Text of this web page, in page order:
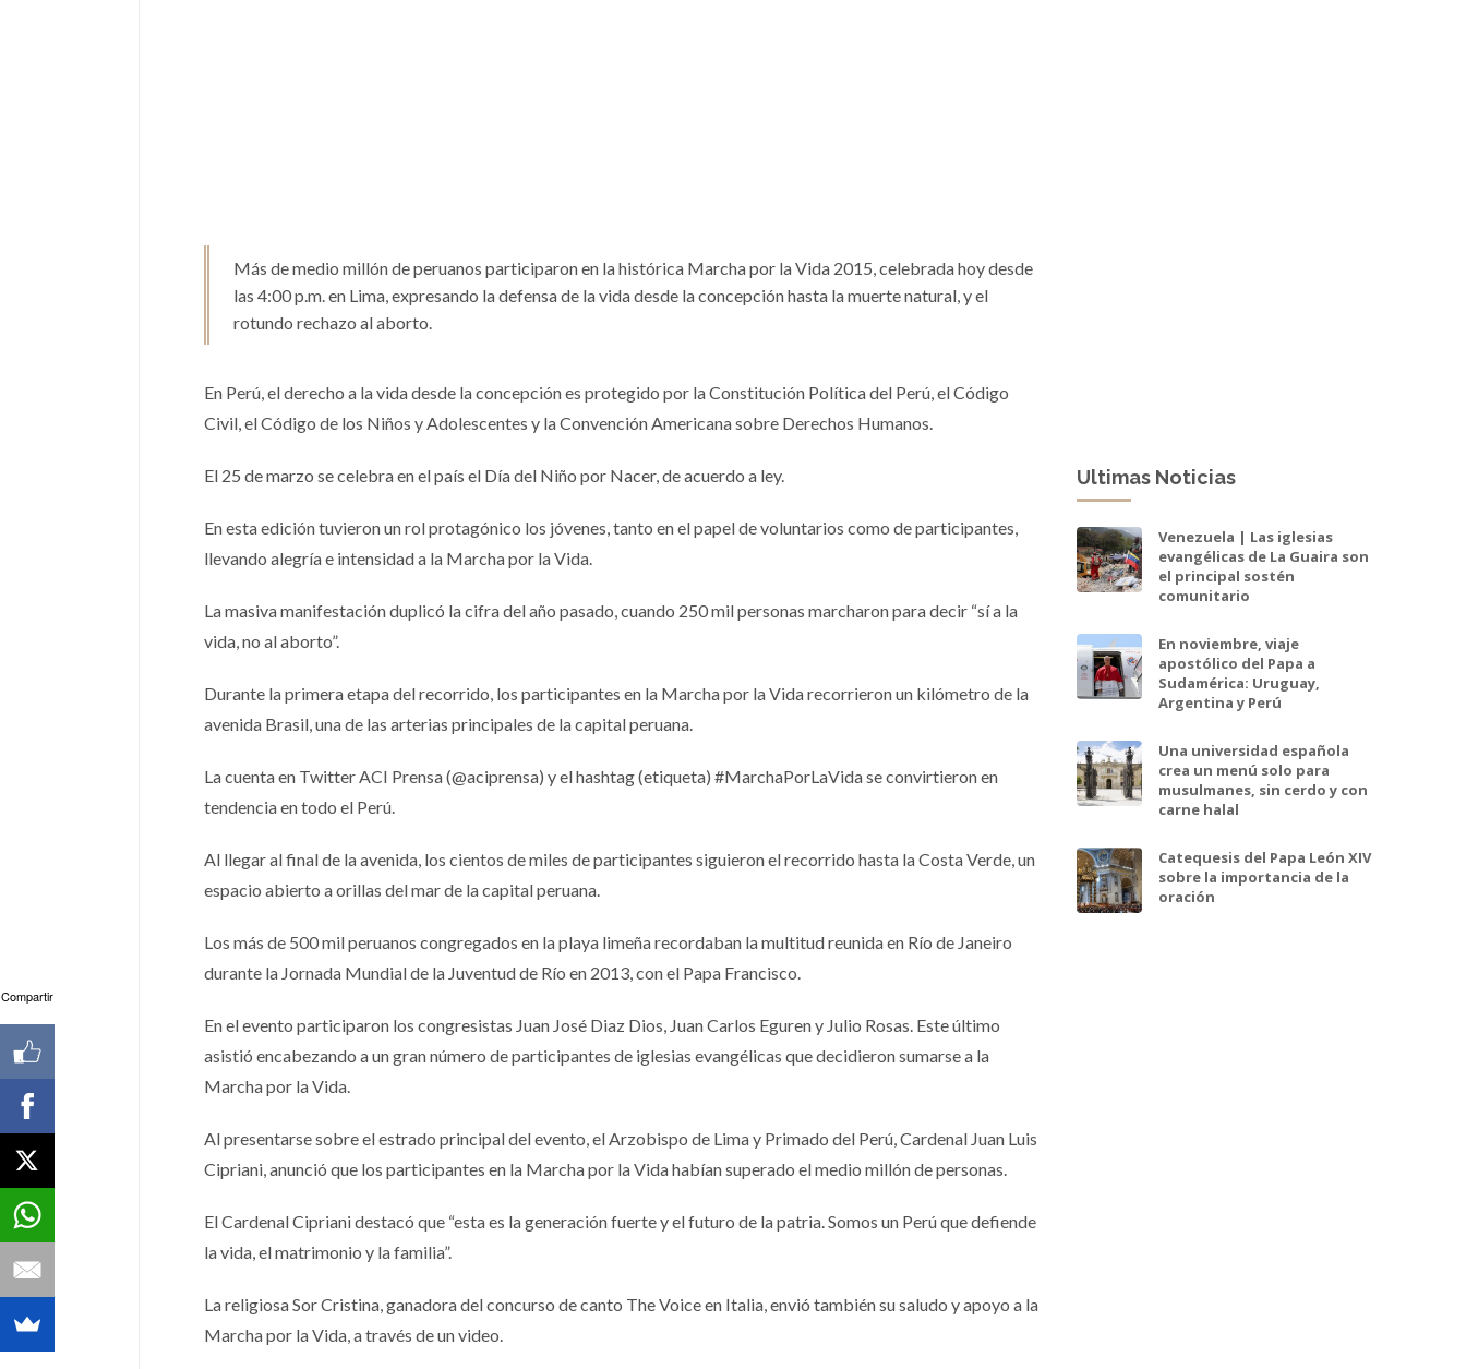
Más de medio millón de peruanos participaron en la histórica Marcha por la Vida 2015, celebrada hoy desde
las 4:00 p.m. en Lima, expresando la defensa de la vida desde la concepción hasta la muerte natural, y el
rotundo rechazo al aborto.
En Perú, el derecho a la vida desde la concepción es protegido por la Constitución Política del Perú, el Código
Civil, el Código de los Niños y Adolescentes y la Convención Americana sobre Derechos Humanos.
El 25 de marzo se celebra en el país el Día del Niño por Nacer, de acuerdo a ley.
En esta edición tuvieron un rol protagónico los jóvenes, tanto en el papel de voluntarios como de participantes,
llevando alegría e intensidad a la Marcha por la Vida.
La masiva manifestación duplicó la cifra del año pasado, cuando 250 mil personas marcharon para decir “sí a la
vida, no al aborto”.
Durante la primera etapa del recorrido, los participantes en la Marcha por la Vida recorrieron un kilómetro de la
avenida Brasil, una de las arterias principales de la capital peruana.
La cuenta en Twitter ACI Prensa (@aciprensa) y el hashtag (etiqueta) #MarchaPorLaVida se convirtieron en
tendencia en todo el Perú.
Al llegar al final de la avenida, los cientos de miles de participantes siguieron el recorrido hasta la Costa Verde, un
espacio abierto a orillas del mar de la capital peruana.
Los más de 500 mil peruanos congregados en la playa limeña recordaban la multitud reunida en Río de Janeiro
durante la Jornada Mundial de la Juventud de Río en 2013, con el Papa Francisco.
En el evento participaron los congresistas Juan José Diaz Dios, Juan Carlos Eguren y Julio Rosas. Este último
asistió encabezando a un gran número de participantes de iglesias evangélicas que decidieron sumarse a la
Marcha por la Vida.
Al presentarse sobre el estrado principal del evento, el Arzobispo de Lima y Primado del Perú, Cardenal Juan Luis
Cipriani, anunció que los participantes en la Marcha por la Vida habían superado el medio millón de personas.
El Cardenal Cipriani destacó que “esta es la generación fuerte y el futuro de la patria. Somos un Perú que defiende
la vida, el matrimonio y la familia”.
La religiosa Sor Cristina, ganadora del concurso de canto The Voice en Italia, envió también su saludo y apoyo a la
Marcha por la Vida, a través de un video.
Ultimas Noticias
Venezuela | Las iglesias
evangélicas de La Guaira son
el principal sostén
comunitario
En noviembre, viaje
apostólico del Papa a
Sudamérica: Uruguay,
Argentina y Perú
Una universidad española
crea un menú solo para
musulmanes, sin cerdo y con
carne halal
Catequesis del Papa León XIV
sobre la importancia de la
oración
Compartir